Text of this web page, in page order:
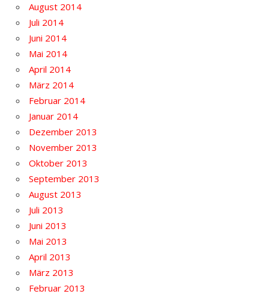
August 2014
Juli 2014
Juni 2014
Mai 2014
April 2014
März 2014
Februar 2014
Januar 2014
Dezember 2013
November 2013
Oktober 2013
September 2013
August 2013
Juli 2013
Juni 2013
Mai 2013
April 2013
März 2013
Februar 2013